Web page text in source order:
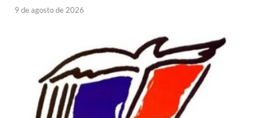
9 de agosto de 2026